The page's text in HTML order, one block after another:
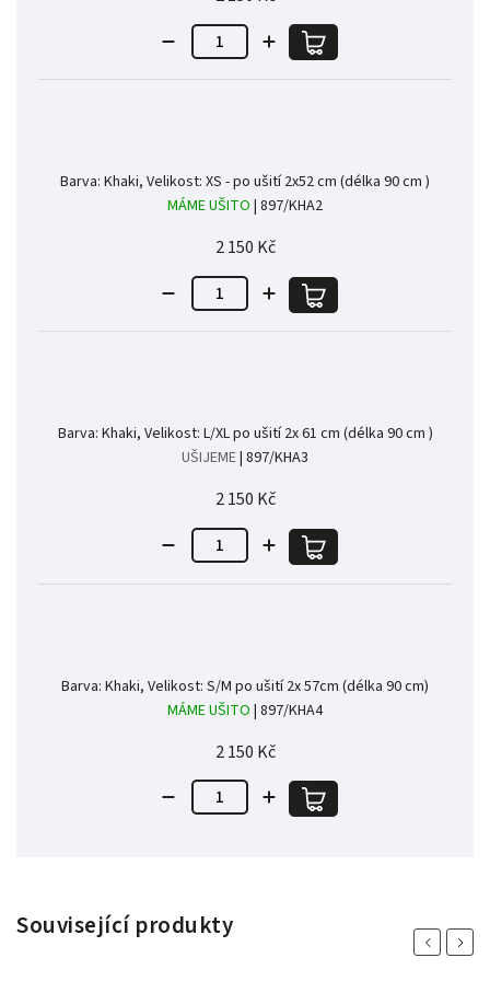
Barva: Khaki, Velikost: XS - po ušití 2x52 cm (délka 90 cm )
MÁME UŠITO | 897/KHA2
2 150 Kč
Barva: Khaki, Velikost: L/XL po ušití 2x 61 cm (délka 90 cm )
UŠIJEME| 897/KHA3
2 150 Kč
Barva: Khaki, Velikost: S/M po ušití 2x 57cm (délka 90 cm)
MÁME UŠITO | 897/KHA4
2 150 Kč
Související produkty
PreviousNext